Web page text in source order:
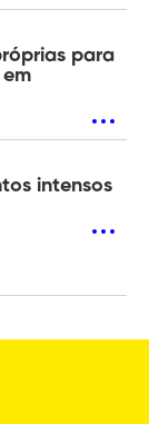
para
intensos